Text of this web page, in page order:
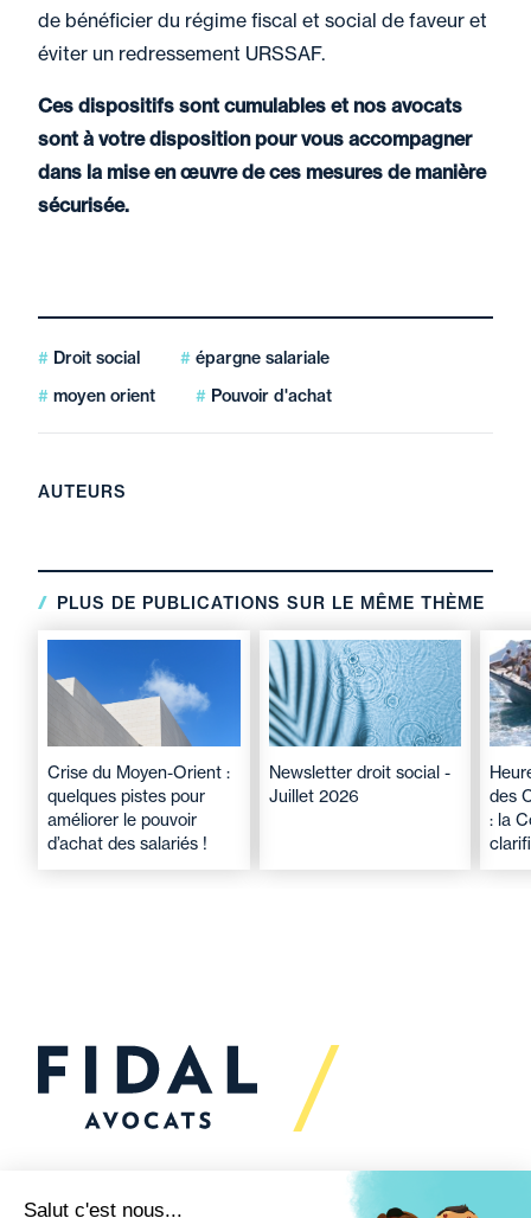
de bénéficier du régime fiscal et social de faveur et
éviter un redressement URSSAF.
Ces dispositifs sont cumulables et nos avocats
sont à votre disposition pour vous accompagner
dans la mise en œuvre de ces mesures de manière
sécurisée.
Droit social
épargne salariale
moyen orient
Pouvoir d'achat
AUTEURS
PLUS DE PUBLICATIONS SUR LE MÊME THÈME
Crise du Moyen-Orient :
quelques pistes pour
améliorer le pouvoir
d’achat des salariés !
Newsletter droit social -
Juillet 2026
des
: la
Vous souhaitez échanger